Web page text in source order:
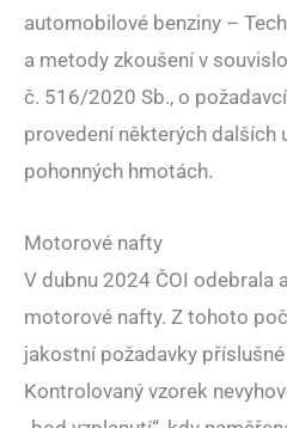
automobilové benziny –
a metody zkoušení v
č. 516/2020 Sb., o
provedení některých dalších
pohonných hmotách.
Motorové nafty
V dubnu 2024 ČOI odebrala
motorové nafty. Z tohoto
jakostní požadavky
Kontrolovaný vzorek